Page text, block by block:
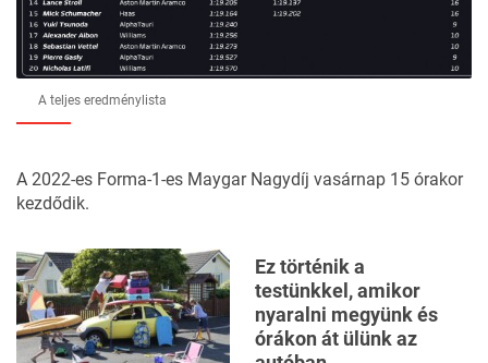
A teljes eredménylista
A 2022-es Forma-1-es Maygar Nagydíj vasárnap 15 órakor
kezdődik.
Ez történik a
testünkkel, amikor
nyaralni megyünk és
órákon át ülünk az